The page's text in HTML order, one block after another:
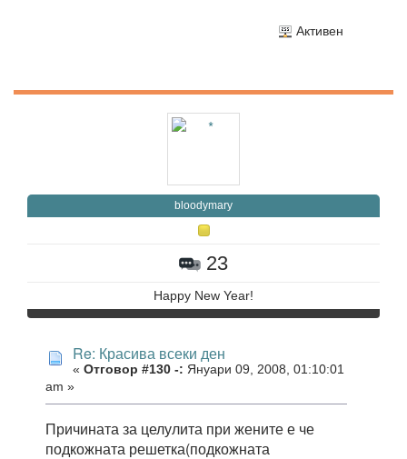
Активен
bloodymary
23
Happy New Year!
Re: Красива всеки ден
« Отговор #130 -: Януари 09, 2008, 01:10:01
am »
Причината за целулита при жените е че
подкожната решетка(подкожната